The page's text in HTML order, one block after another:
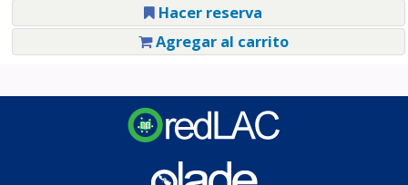
Hacer reserva
Agregar al carrito